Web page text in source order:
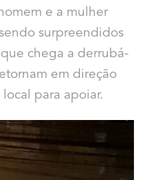
e a mulher
surpreendidos
chega a derrubá-
em direção
para apoiar.